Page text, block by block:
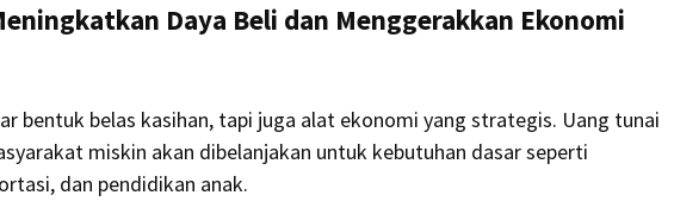
Daya Beli dan Menggerakkan Ekonomi
bentuk belas kasihan, tapi juga alat ekonomi yang strategis. Uang tunai
miskin akan dibelanjakan untuk kebutuhan dasar seperti
dan pendidikan anak.